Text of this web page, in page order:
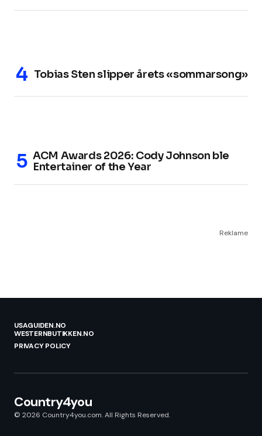
Tobias Sten slipper årets «sommarsong»
ACM Awards 2026: Cody Johnson ble
Entertainer of the Year
Reklame
USAGUIDEN.NO
WESTERNBUTIKKEN.NO
PRIVACY POLICY
Country4you
© 2026 Country4you.com. All Rights Reserved.